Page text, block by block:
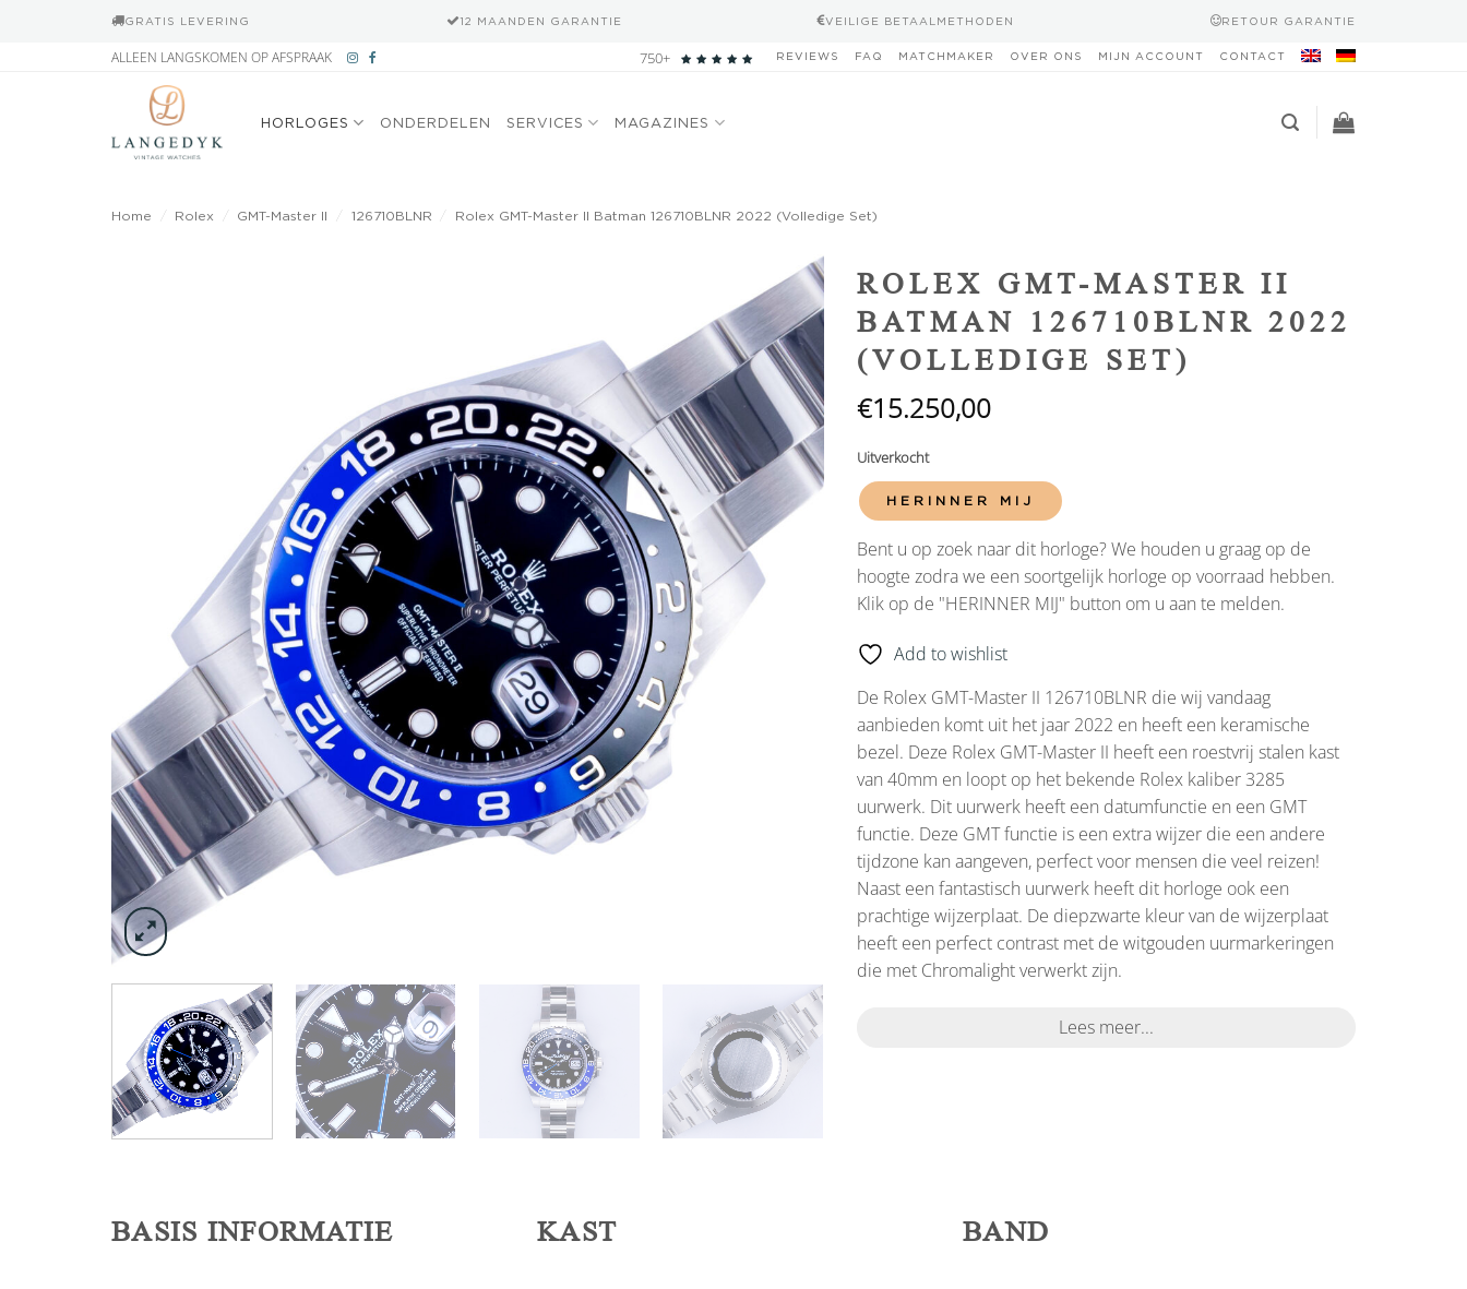
GRATIS LEVERING 12 MAANDEN GARANTIE VEILIGE BETAALMETHODEN RETOUR GARANTIE
ALLEEN LANGSKOMEN OP AFSPRAAK 750+ REVIEWS FAQ MATCHMAKER OVER ONS MIJN ACCOUNT CONTACT
HORLOGES ONDERDELEN SERVICES MAGAZINES
Home Rolex GMT-Master II 126710BLNR Rolex GMT-Master II Batman 126710BLNR 2022 (Volledige Set)
Add to
wishlist
ROLEX GMT-MASTER II
BATMAN 126710BLNR 2022
(VOLLEDIGE SET)
€15.250,00
Uitverkocht
HERINNER MIJ
Bent u op zoek naar dit horloge? We houden u graag op de
hoogte zodra we een soortgelijk horloge op voorraad hebben.
Klik op de "HERINNER MIJ" button om u aan te melden.
Add to wishlist
De Rolex GMT-Master II 126710BLNR die wij vandaag
aanbieden komt uit het jaar 2022 en heeft een keramische
bezel. Deze Rolex GMT-Master II heeft een roestvrij stalen kast
van 40mm en loopt op het bekende Rolex kaliber 3285
uurwerk. Dit uurwerk heeft een datumfunctie en een GMT
functie. Deze GMT functie is een extra wijzer die een andere
tijdzone kan aangeven, perfect voor mensen die veel reizen!
Naast een fantastisch uurwerk heeft dit horloge ook een
prachtige wijzerplaat. De diepzwarte kleur van de wijzerplaat
heeft een perfect contrast met de witgouden uurmarkeringen
die met Chromalight verwerkt zijn.
Lees meer...
BASIS INFORMATIE KAST BAND